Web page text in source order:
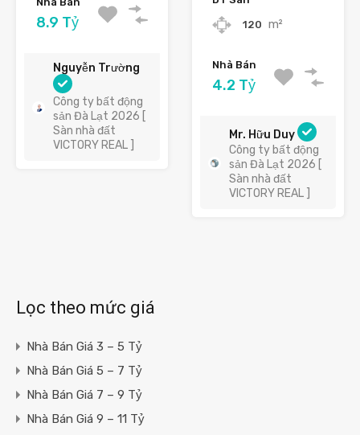
8.9 Tỷ
Nguyễn Trường
Công ty bất động
sản Đà Lạt 2026 [
Sàn nhà đất
VICTORY REAL ]
120 m²
Nhà Bán
4.2 Tỷ
Mr. Hữu Duy
Công ty bất động
sản Đà Lạt 2026 [
Sàn nhà đất
VICTORY REAL ]
Lọc theo mức giá
Nhà Bán Giá 3 – 5 Tỷ
Nhà Bán Giá 5 – 7 Tỷ
Nhà Bán Giá 7 – 9 Tỷ
Nhà Bán Giá 9 – 11 Tỷ